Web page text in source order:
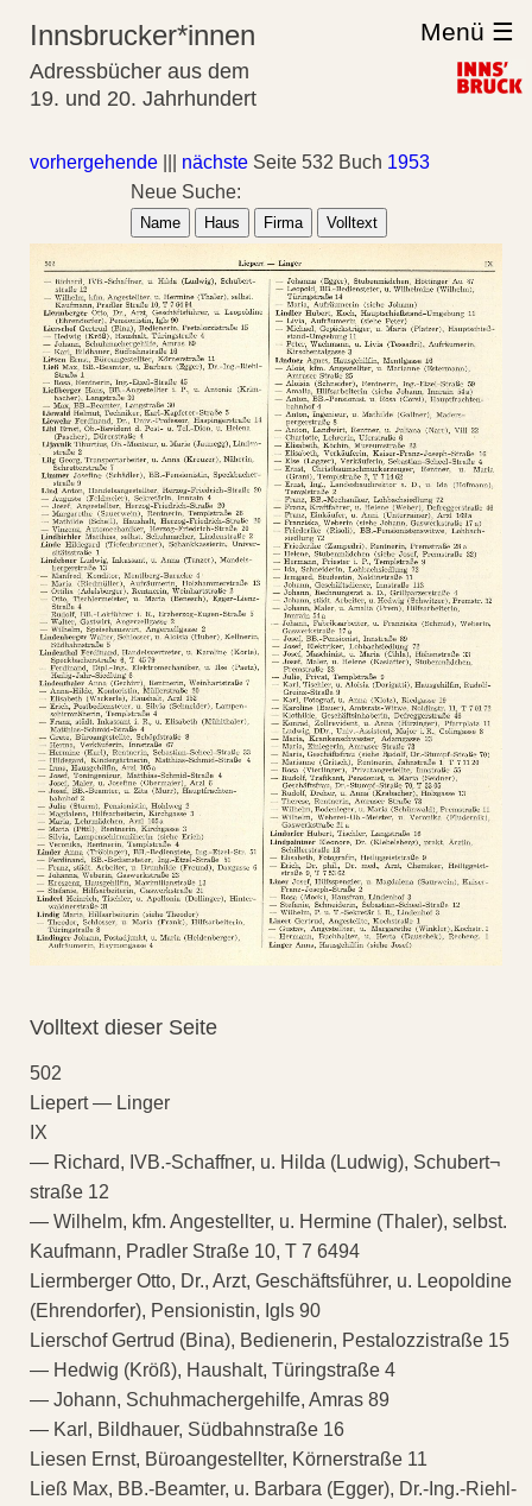
Innsbrucker*innen
Adressbücher aus dem
19. und 20. Jahrhundert
Menü ☰
vorhergehende nächste Seite 532 Buch 1953
Neue Suche:
Name Haus Firma Volltext
Volltext dieser Seite
502
Liepert — Linger
IX
— Richard, IVB.-Schaffner, u. Hilda (Ludwig), Schubert¬
straße 12
— Wilhelm, kfm. Angestellter, u. Hermine (Thaler), selbst.
Kaufmann, Pradler Straße 10, T 7 6494
Liermberger Otto, Dr., Arzt, Geschäftsführer, u. Leopoldine
(Ehrendorfer), Pensionistin, Igls 90
Lierschof Gertrud (Bina), Bedienerin, Pestalozzistraße 15
— Hedwig (Kröß), Haushalt, Türingstraße 4
— Johann, Schuhmachergehilfe, Amras 89
— Karl, Bildhauer, Südbahnstraße 16
Liesen Ernst, Büroangestellter, Körnerstraße 11
Ließ Max, BB.-Beamter, u. Barbara (Egger), Dr.-Ing.-Riehl-